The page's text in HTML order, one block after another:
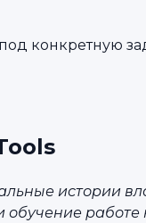
конкретную
истории
обучение работе